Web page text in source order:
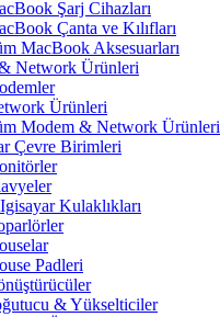
Şarj Cihazları
Çanta ve Kılıfları
MacBook Aksesuarları
Network Ürünleri
Ürünleri
Modem & Network Ürünleri
Çevre Birimleri
Kulaklıkları
Padleri
& Yükselticiler